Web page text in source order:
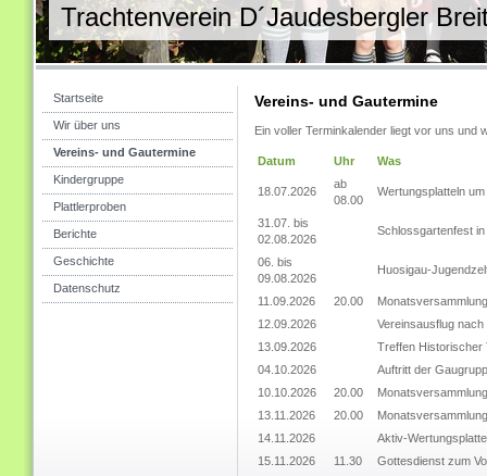
Trachtenverein D´Jaudesbergler
Startseite
Wir über uns
Vereins- und Gautermine
Kindergruppe
Plattlerproben
Berichte
Geschichte
Datenschutz
Vereins- und Gautermine
Ein voller Terminkalender liegt vor uns und
Datum Uhr Was
18.07.2026
ab
08.00
Wertungsplatteln
31.07. bis
02.08.2026
Schlossgartenfest
06. bis
09.08.2026
Huosigau-
11.09.2026 20.00
12.09.2026
Vereinsausflug
13.09.2026
Treffen Historischer
04.10.2026
Auftritt der
10.10.2026
20.00
13.11.2026
20.00
14.11.2026
Aktiv-
15.11.2026
11.30
Gottesdienst zum